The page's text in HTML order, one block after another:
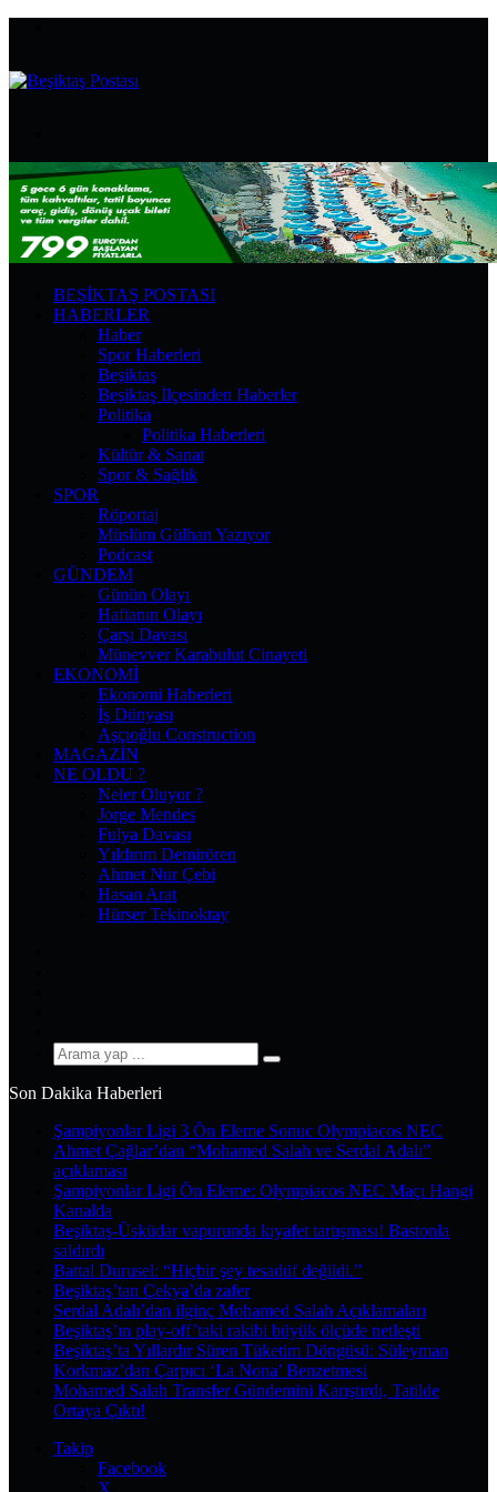
...
BEŞIKTAŞ POSTASI
HABERLER
Haber
Spor Haberleri
Beşiktaş
Beşiktaş İlçesinden Haberler
Politika
Politika Haberleri
Kültür & Sanat
Spor & Sağlık
SPOR
Röportaj
Müslüm Gülhan Yazıyor
Podcast
GÜNDEM
Günün Olayı
Haftanın Olayı
Çarşı Davası
Münevver Karabulut Cinayeti
EKONOMI
Ekonomi Haberleri
İş Dünyası
Aşçıoğlu Construction
MAGAZIN
NE OLDU ?
Neler Oluyor ?
Jorge Mendes
Fulya Davası
Yıldırım Demirören
Ahmet Nur Çebi
Hasan Arat
Hürser Tekinoktay
Arama
Son Dakika Haberleri
Şampiyonlar Ligi 3 Ön Eleme Sonuc Olympiacos NEC
Ahmet Çağlar’dan “Mohamed Salah ve Serdal Adalı”
açıklaması
Şampiyonlar Ligi Ön Eleme: Olympiacos NEC Maçı Hangi
Kanalda
Beşiktaş-Üsküdar vapurunda kıyafet tartışması! Bastonla
saldırdı
Battal Durusel: “Hiçbir şey tesadüf değildi.”
Beşiktaş’tan Çekya’da zafer
Serdal Adalı’dan ilginç Mohamed Salah Açıklamaları
Beşiktaş’ın play-off’taki rakibi büyük ölçüde netleşti
Beşiktaş’ta Yıllardır Süren Tüketim Döngüsü: Süleyman
Korkmaz’dan Çarpıcı ‘La Nona’ Benzetmesi
Mohamed Salah Transfer Gündemini Karıştırdı, Tatilde
Ortaya Çıktı!
Takip
Facebook
X